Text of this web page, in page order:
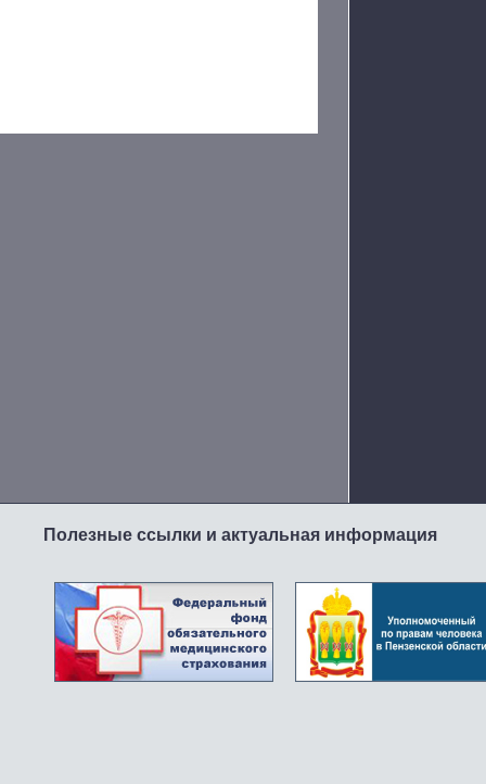
Полезные ссылки и актуальная информация